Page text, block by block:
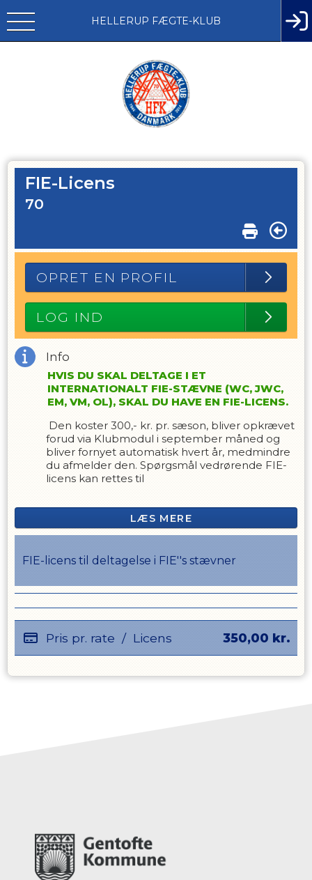
HELLERUP FÆGTE-KLUB
FIE-Licens
70
OPRET EN PROFIL
LOG IND
Info
HVIS DU SKAL DELTAGE I ET
INTERNATIONALT FIE-STÆVNE (WC, JWC,
EM, VM, OL), SKAL DU HAVE EN FIE-LICENS.
Den koster 300,- kr. pr. sæson, bliver opkrævet
forud via Klubmodul i september måned og
bliver fornyet automatisk hvert år, medmindre
du afmelder den. Spørgsmål vedrørende FIE-
licens kan rettes til
LÆS MERE
FIE-licens til deltagelse i FIE''s stævner
Pris pr. rate / Licens 350,00 kr.